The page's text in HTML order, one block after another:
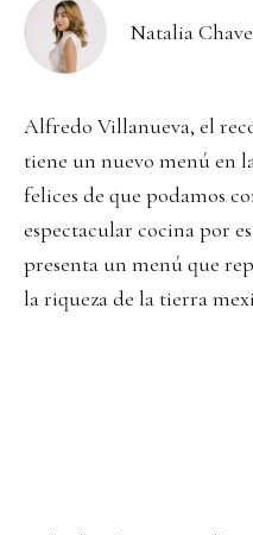
Natalia
Alfredo Villanueva, el
tiene un nuevo menú en
felices de que podamos
espectacular cocina por
presenta un menú que
la riqueza de la tierra